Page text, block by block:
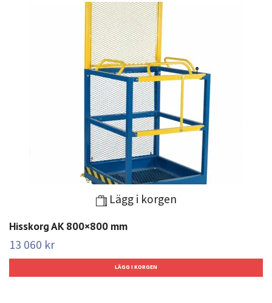
Lägg i korgen
Hisskorg AK 800×800 mm
13 060 kr